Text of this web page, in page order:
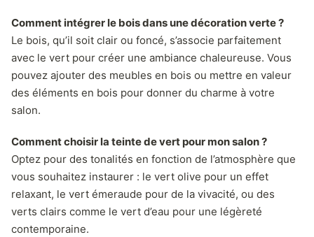
Comment intégrer le bois dans une décoration verte ?
Le bois, qu’il soit clair ou foncé, s’associe parfaitement
avec le vert pour créer une ambiance chaleureuse. Vous
pouvez ajouter des meubles en bois ou mettre en valeur
des éléments en bois pour donner du charme à votre
salon.
Comment choisir la teinte de vert pour mon salon ?
Optez pour des tonalités en fonction de l’atmosphère que
vous souhaitez instaurer : le vert olive pour un effet
relaxant, le vert émeraude pour de la vivacité, ou des
verts clairs comme le vert d’eau pour une légèreté
contemporaine.